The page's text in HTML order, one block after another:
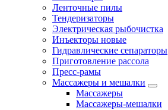
Ленточные пилы
Тендеризаторы
Электрическая рыбочистка
Инъекторы новые
Гидравлические сепараторы
Приготовление рассола
Пресс-рамы
Массажеры и мешалки
Массажеры
Массажеры-мешалки